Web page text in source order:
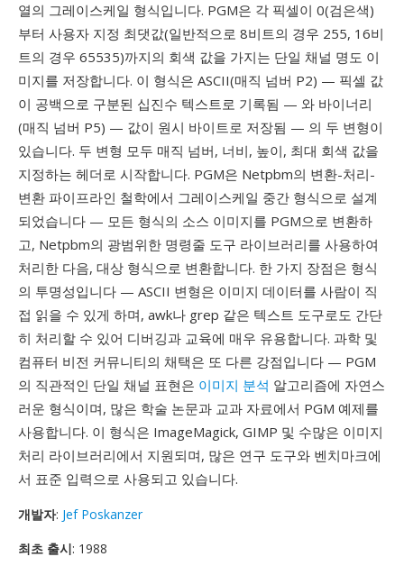
열의 그레이스케일 형식입니다. PGM은 각 픽셀이 0(검은색)
부터 사용자 지정 최댓값(일반적으로 8비트의 경우 255, 16비
트의 경우 65535)까지의 회색 값을 가지는 단일 채널 명도 이
미지를 저장합니다. 이 형식은 ASCII(매직 넘버 P2) — 픽셀 값
이 공백으로 구분된 십진수 텍스트로 기록됨 — 와 바이너리
(매직 넘버 P5) — 값이 원시 바이트로 저장됨 — 의 두 변형이
있습니다. 두 변형 모두 매직 넘버, 너비, 높이, 최대 회색 값을
지정하는 헤더로 시작합니다. PGM은 Netpbm의 변환-처리-
변환 파이프라인 철학에서 그레이스케일 중간 형식으로 설계
되었습니다 — 모든 형식의 소스 이미지를 PGM으로 변환하
고, Netpbm의 광범위한 명령줄 도구 라이브러리를 사용하여
처리한 다음, 대상 형식으로 변환합니다. 한 가지 장점은 형식
의 투명성입니다 — ASCII 변형은 이미지 데이터를 사람이 직
접 읽을 수 있게 하며, awk나 grep 같은 텍스트 도구로도 간단
히 처리할 수 있어 디버깅과 교육에 매우 유용합니다. 과학 및
컴퓨터 비전 커뮤니티의 채택은 또 다른 강점입니다 — PGM
의 직관적인 단일 채널 표현은 이미지 분석 알고리즘에 자연스
러운 형식이며, 많은 학술 논문과 교과 자료에서 PGM 예제를
사용합니다. 이 형식은 ImageMagick, GIMP 및 수많은 이미지
처리 라이브러리에서 지원되며, 많은 연구 도구와 벤치마크에
서 표준 입력으로 사용되고 있습니다.
개발자: Jef Poskanzer
최초 출시: 1988